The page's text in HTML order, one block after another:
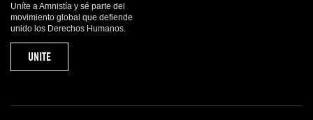
Uníte a Amnistía y sé parte del
movimiento global que defiende
unido los Derechos Humanos.
UNITE